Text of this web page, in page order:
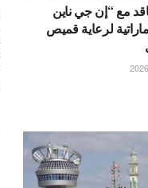
مع “إن جي ناين
لرعاية قميص